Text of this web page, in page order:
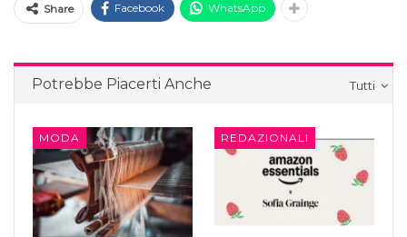
Share Facebook WhatsApp
Tutti
Potrebbe Piacerti Anche
MODA REDAZIONALI